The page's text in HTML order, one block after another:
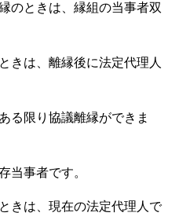
のときは、縁組の当事者双
きは、離縁後に法定代理人
る限り協議離縁ができま
当事者です。
きは、現在の法定代理人で